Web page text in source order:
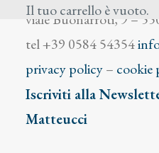
Il tuo carrello è vuoto.
viale Buonarroti, 9 –
tel +39 0584 54354
privacy policy– cookie
Iscriviti alla
Matteucci